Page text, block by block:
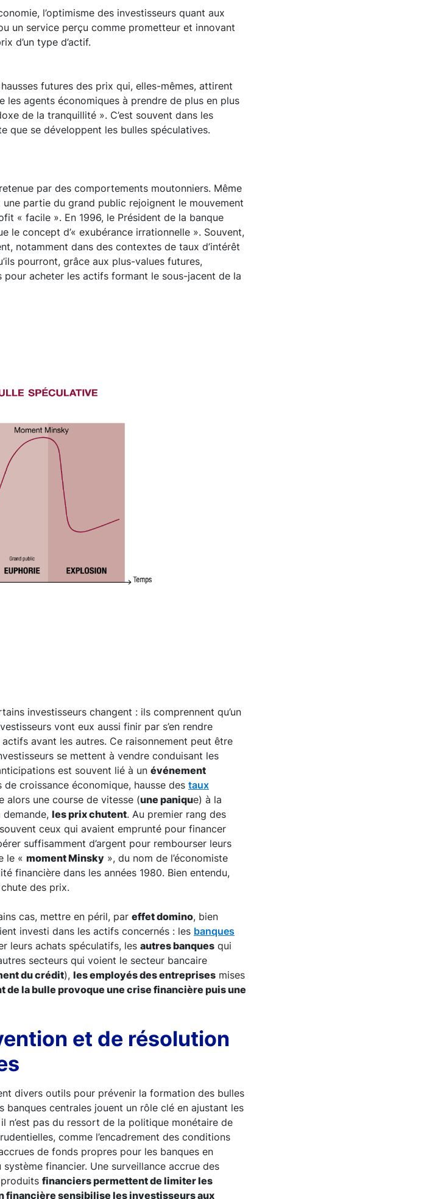
l’optimisme des investisseurs quant aux
un service perçu comme prometteur et innovant
d’un type d’actif.
futures des prix qui, elles-mêmes, attirent
les agents économiques à prendre de plus en plus
de la tranquillité ». C’est souvent dans les
que se développent les bulles spéculatives.
par des comportements moutonniers. Même
partie du grand public rejoignent le mouvement
« facile ». En 1996, le Président de la banque
le concept d’« exubérance irrationnelle ». Souvent,
notamment dans des contextes de taux d’intérêt
pourront, grâce aux plus-values futures,
acheter les actifs formant le sous-jacent de la
investisseurs changent : ils comprennent qu’un
vont eux aussi finir par s’en rendre
avant les autres. Ce raisonnement peut être
se mettent à vendre conduisant les
est souvent lié à un événement
croissance économique, hausse des taux
alors une course de vitesse (une panique) à la
demande, les prix chutent. Au premier rang des
ceux qui avaient emprunté pour financer
suffisamment d’argent pour rembourser leurs
le « moment Minsky », du nom de l’économiste
financière dans les années 1980. Bien entendu,
des prix.
cas, mettre en péril, par effet domino, bien
investi dans les actifs concernés : les banques
leurs achats spéculatifs, les autres banques qui
secteurs qui voient le secteur bancaire
du crédit), les employés des entreprises mises
de la bulle provoque une crise financière puis une
et de résolution
divers outils pour prévenir la formation des bulles
banques centrales jouent un rôle clé en ajustant les
n’est pas du ressort de la politique monétaire de
comme l’encadrement des conditions
de fonds propres pour les banques en
financier. Une surveillance accrue des
financiers permettent de limiter les
financière sensibilise les investisseurs aux